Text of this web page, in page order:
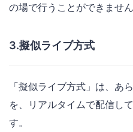
の場で行うことができません
3.擬似ライブ方式
「擬似ライブ方式」は、あ
を、リアルタイムで配信し
す。